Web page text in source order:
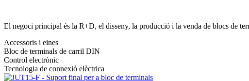
El negoci principal és la R+D, el disseny, la producció i la venda de blocs de
Accessoris i eines
Bloc de terminals de carril DIN
Control electrònic
Tecnologia de connexió elèctrica